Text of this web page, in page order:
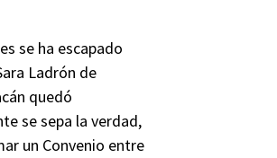
se ha escapado
Ladrón de
quedó
se sepa la verdad,
un Convenio entre